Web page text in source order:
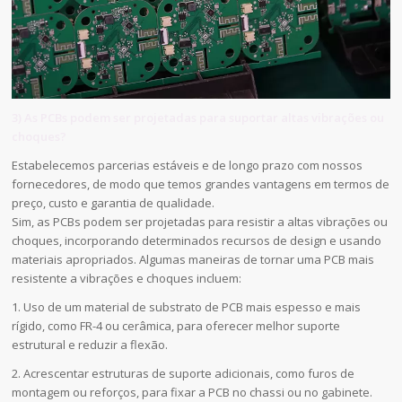
Estabelecemos parcerias estáveis e de longo prazo com nossos
fornecedores, de modo que temos grandes vantagens em termos de
preço, custo e garantia de qualidade.
Sim, as PCBs podem ser projetadas para resistir a altas vibrações ou
choques, incorporando determinados recursos de design e usando
materiais apropriados. Algumas maneiras de tornar uma PCB mais
resistente a vibrações e choques incluem:
1. Uso de um material de substrato de PCB mais espesso e mais
rígido, como FR-4 ou cerâmica, para oferecer melhor suporte
estrutural e reduzir a flexão.
2. Acrescentar estruturas de suporte adicionais, como furos de
montagem ou reforços, para fixar a PCB no chassi ou no gabinete.